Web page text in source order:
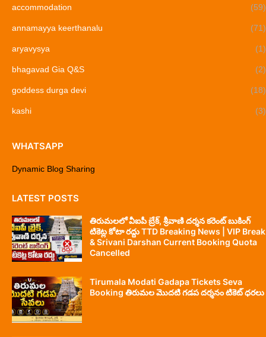
accommodation (59)
annamayya keerthanalu (71)
aryavysya (1)
bhagavad Gia Q&S (2)
goddess durga devi (18)
kashi (3)
WHATSAPP
Dynamic Blog Sharing
LATEST POSTS
తిరుమలలో వీఐపీ బ్రేక్, శ్రీవాణి దర్శన కరెంట్ బుకింగ్
టికెట్ల కోటా రద్దు TTD Breaking News | VIP Break
& Srivani Darshan Current Booking Quota
Cancelled
Tirumala Modati Gadapa Tickets Seva
Booking తిరుమల మొదటి గడప దర్శనం టికెట్ ధరలు